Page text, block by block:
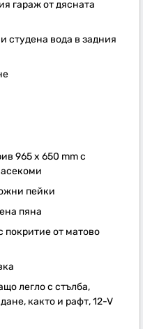
гараж от дясната
студена вода в задния
965 x 650 mm с
пейки
пяна
покритие от матово
легло с стълба,
както и рафт, 12-V